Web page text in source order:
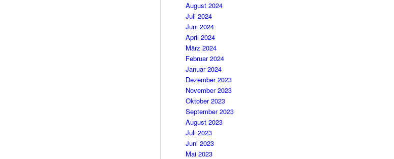
August 2024
Juli 2024
Juni 2024
April 2024
März 2024
Februar 2024
Januar 2024
Dezember 2023
November 2023
Oktober 2023
September 2023
August 2023
Juli 2023
Juni 2023
Mai 2023